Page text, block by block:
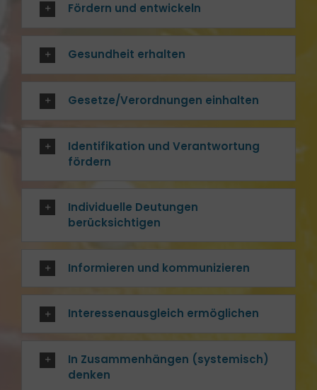
Fördern und entwickeln
Gesundheit erhalten
Gesetze/Verordnungen einhalten
Identifikation und Verantwortung
fördern
Individuelle Deutungen
berücksichtigen
Informieren und kommunizieren
Interessenausgleich ermöglichen
In Zusammenhängen (systemisch)
denken